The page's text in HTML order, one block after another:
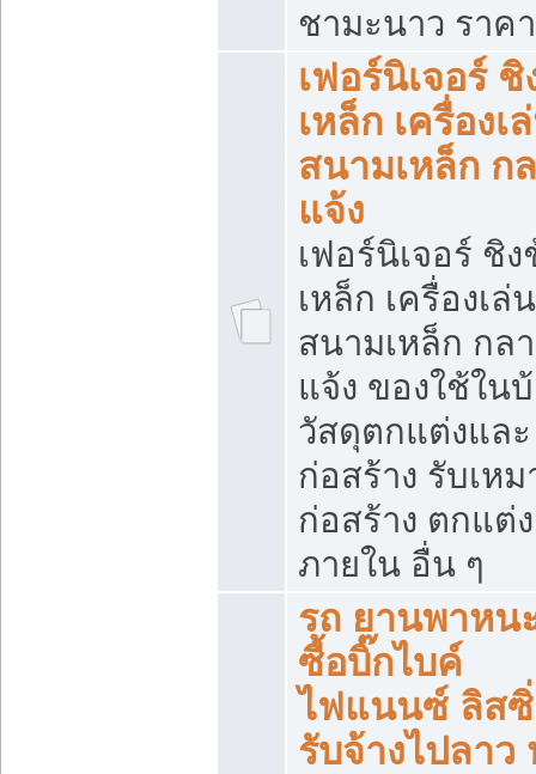
ชามะนาว ราค
เฟอร์นิเจอร์ ชิ
เหล็ก เครื่องเ
สนามเหล็ก ก
แจ้ง
เฟอร์นิเจอร์ ชิง
เหล็ก เครื่องเล่น
สนามเหล็ก กล
แจ้ง ของใช้ใน
วัสดุตกแต่งและ
ก่อสร้าง รับเหม
ก่อสร้าง ตกแต่ง
ภายใน อื่น ๆ
รถ ยานพาหน
ซื้อบิ๊กไบค์
ไฟแนนซ์ ลิส
รับจ้างไปลาว